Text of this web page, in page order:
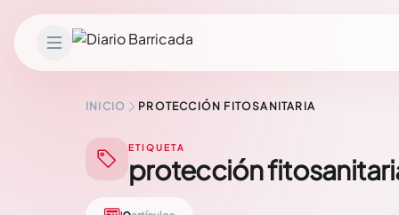
INICIO PROTECCIÓN FITOSANITARIA
ETIQUETA
protección